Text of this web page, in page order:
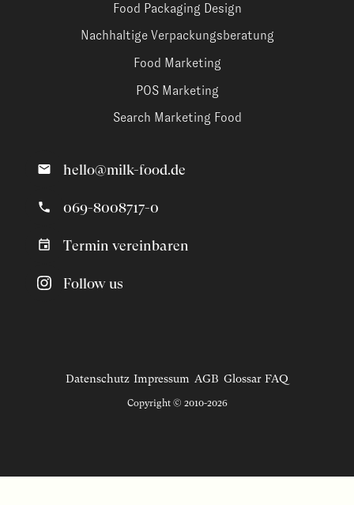
Food Packaging Design
Nachhaltige Verpackungsberatung
Food Marketing
POS Marketing
Search Marketing Food
hello@milk-food.de
069-8008717-0
Termin vereinbaren
Follow us
Datenschutz Impressum AGB Glossar FAQ
Copyright © 2010-2026